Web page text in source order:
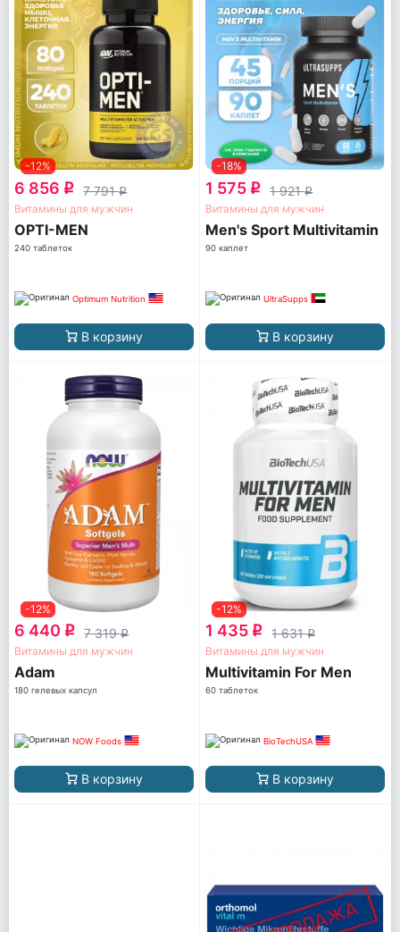
-12%
6 856 q 7 791q
Витамины для мужчин
OPTI-MEN
240 таблеток
Optimum Nutrition
В корзину
-18%
1 575 q 1 921q
Витамины для мужчин
Men's Sport Multivitamin
90 каплет
UltraSupps
В корзину
-12%
6 440 q 7 319q
Витамины для мужчин
Adam
180 гелевых капсул
NOW Foods
В корзину
-12%
1 435 q 1 631q
Витамины для мужчин
Multivitamin For Men
60 таблеток
BioTechUSA
В корзину